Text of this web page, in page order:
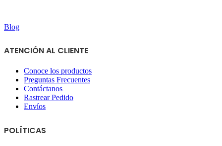
Blog
ATENCIÓN AL CLIENTE
Conoce los productos
Preguntas Frecuentes
Contáctanos
Rastrear Pedido
Envíos
POLÍTICAS